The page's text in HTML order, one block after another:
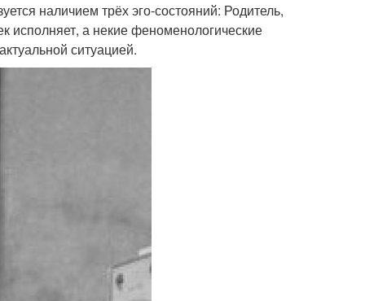
наличием трёх эго-состояний: Родитель,
исполняет, а некие феноменологические
ситуацией.